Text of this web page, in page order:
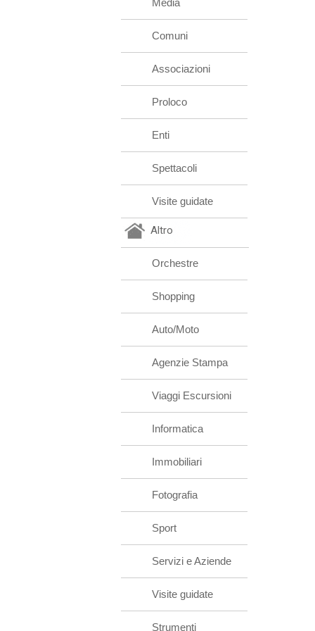
Media
Comuni
Associazioni
Proloco
Enti
Spettacoli
Visite guidate
Altro
Orchestre
Shopping
Auto/Moto
Agenzie Stampa
Viaggi Escursioni
Informatica
Immobiliari
Fotografia
Sport
Servizi e Aziende
Visite guidate
Strumenti